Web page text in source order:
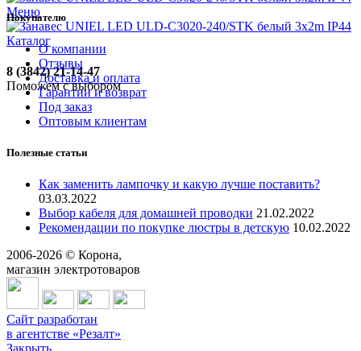
Меню
Каталог
8 (3842) 21-14-47
Поможем с выбором
Покупателю
О компании
Отзывы
Доставка и оплата
Гарантии и возврат
Под заказ
Оптовым клиентам
Полезные статьи
Как заменить лампочку и какую лучше поставить?
03.03.2022
Выбор кабеля для домашней проводки 21.02.2022
Рекомендации по покупке люстры в детскую 10.02.2022
2006-2026 © Корона,
магазин электротоваров
Сайт разработан
в агентстве «Резалт»
Закрыть